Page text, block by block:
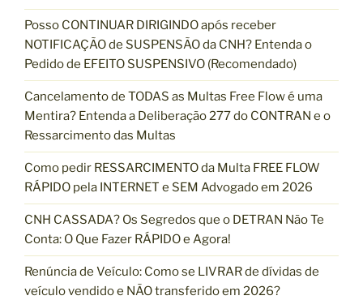
i
s
a
r
p
o
r
r
Posso CONTINUAR DIRIGINDO após receber
NOTIFICAÇÃO de SUSPENSÃO da CNH? Entenda o
Pedido de EFEITO SUSPENSIVO (Recomendado)
Cancelamento de TODAS as Multas Free Flow é uma
Mentira? Entenda a Deliberação 277 do CONTRAN e o
Ressarcimento das Multas
Como pedir RESSARCIMENTO da Multa FREE FLOW
RÁPIDO pela INTERNET e SEM Advogado em 2026
CNH CASSADA? Os Segredos que o DETRAN Não Te
Conta: O Que Fazer RÁPIDO e Agora!
Renúncia de Veículo: Como se LIVRAR de dívidas de
veículo vendido e NÃO transferido em 2026?